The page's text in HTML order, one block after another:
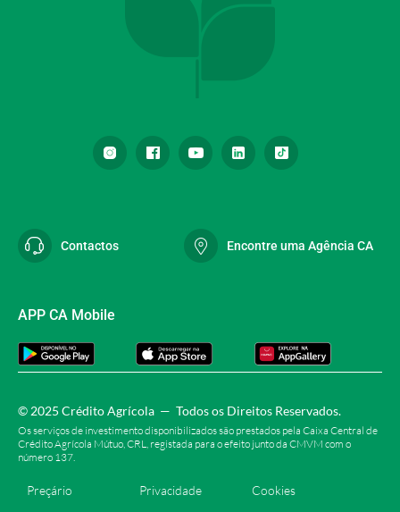
Contactos Encontre uma Agência CA
APP CA Mobile
© 2025 Crédito Agrícola — Todos os Direitos Reservados.
Os serviços de investimento disponibilizados são prestados pela Caixa Central de
Crédito Agrícola Mútuo, CRL, registada para o efeito junto da CMVM com o
número 137.
Preçário Privacidade Cookies